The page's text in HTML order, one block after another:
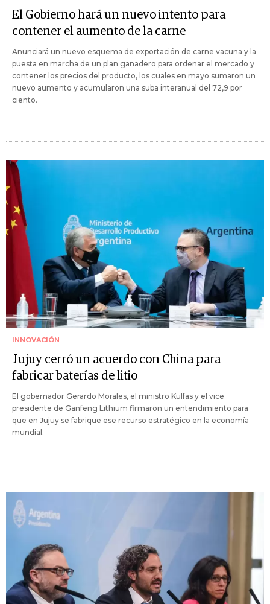
El Gobierno hará un nuevo intento para
contener el aumento de la carne
Anunciará un nuevo esquema de exportación de carne vacuna y la
puesta en marcha de un plan ganadero para ordenar el mercado y
contener los precios del producto, los cuales en mayo sumaron un
nuevo aumento y acumularon una suba interanual del 72,9 por
ciento.
INNOVACIÓN
Jujuy cerró un acuerdo con China para
fabricar baterías de litio
El gobernador Gerardo Morales, el ministro Kulfas y el vice
presidente de Ganfeng Lithium firmaron un entendimiento para
que en Jujuy se fabrique ese recurso estratégico en la economía
mundial.